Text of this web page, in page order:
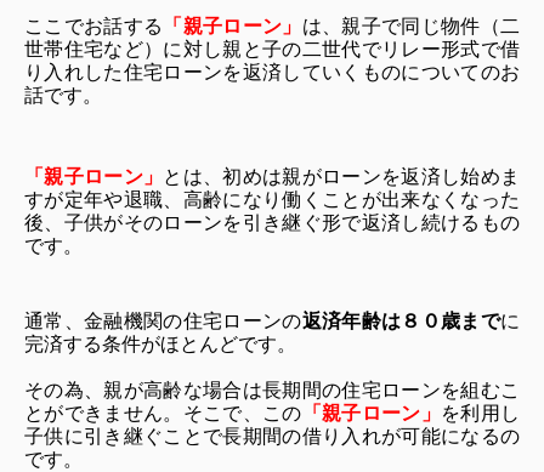
ここでお話する 「親子ローン」 は、親子で同じ物件（二
世帯住宅など）に対し親と子の二世代でリレー形式で借
り入れした住宅ローンを返済していくものについてのお
話です。
「親子ローン」 とは、初めは親がローンを返済し始めま
すが定年や退職、高齢になり働くことが出来なくなった
後、子供がそのローンを引き継ぐ形で返済し続けるもの
です。
通常、金融機関の住宅ローンの返済年齢は８０歳までに
完済する条件がほとんどです。
その為、親が高齢な場合は長期間の住宅ローンを組むこ
とができません。そこで、この 「親子ローン」 を利用し
子供に引き継ぐことで長期間の借り入れが可能になるの
です。